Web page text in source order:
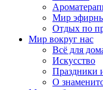
Мир
Отдых по
Мир вокруг нас
Всё для
Искусство
Праздники
О